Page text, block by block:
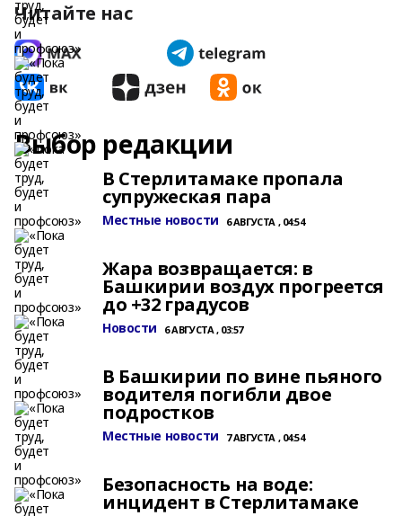
Читайте нас
Выбор редакции
В Стерлитамаке пропала
супружеская пара
Местные новости 6 АВГУСТА , 04:54
Жара возвращается: в
Башкирии воздух прогреется
до +32 градусов
Новости 6 АВГУСТА , 03:57
В Башкирии по вине пьяного
водителя погибли двое
подростков
Местные новости 7 АВГУСТА , 04:54
Безопасность на воде:
инцидент в Стерлитамаке